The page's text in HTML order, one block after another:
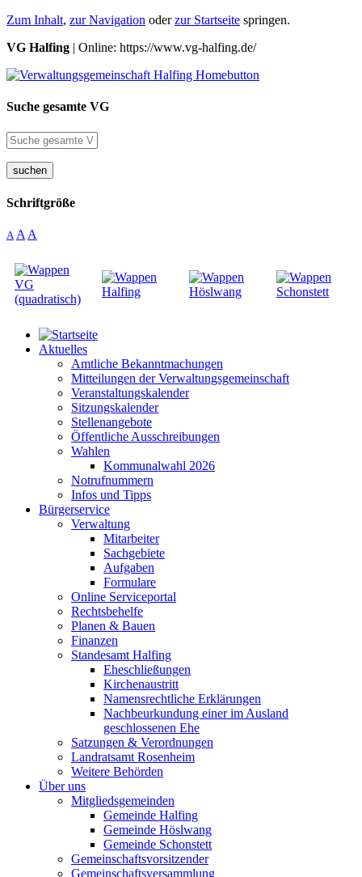
Zum Inhalt, zur Navigation oderzur Startseite springen.
VG Halfing | Online: https://www.vg-halfing.de/
Suche gesamte VG
suchen
Schriftgröße
A A A
Aktuelles
Amtliche Bekanntmachungen
Mitteilungen der Verwaltungsgemeinschaft
Veranstaltungskalender
Sitzungskalender
Stellenangebote
Öffentliche Ausschreibungen
Wahlen
Kommunalwahl 2026
Notrufnummern
Infos und Tipps
Bürgerservice
Verwaltung
Mitarbeiter
Sachgebiete
Aufgaben
Formulare
Online Serviceportal
Rechtsbehelfe
Planen & Bauen
Finanzen
Standesamt Halfing
Eheschließungen
Kirchenaustritt
Namensrechtliche Erklärungen
Nachbeurkundung einer im Ausland
geschlossenen Ehe
Satzungen & Verordnungen
Landratsamt Rosenheim
Weitere Behörden
Über uns
Mitgliedsgemeinden
Gemeinde Halfing
Gemeinde Höslwang
Gemeinde Schonstett
Gemeinschaftsvorsitzender
Gemeinschaftsversammlung